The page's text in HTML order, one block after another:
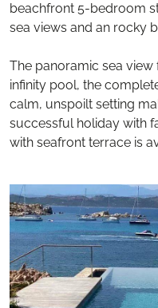
beachfront 5-bedroom
sea views and an rocky
The panoramic sea
infinity pool, the
calm, unspoilt setting
successful holiday with
with seafront terrace is